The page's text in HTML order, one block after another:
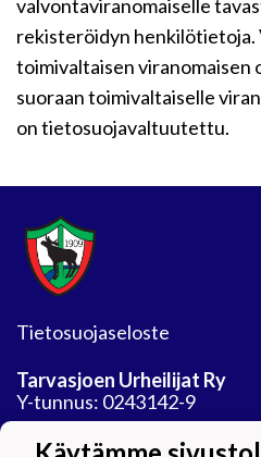
valvontaviranomaiselle
rekisteröidyn henkilötietoja.
toimivaltaisen viranomaisen
suoraan toimivaltaiselle
on tietosuojavaltuutettu.
Tietosuojaseloste
Tarvasjoen Urheilijat Ry
Y-tunnus: 0243142-9
Jäähalli